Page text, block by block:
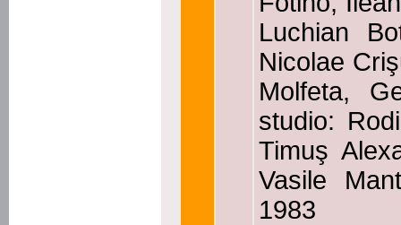
Luchian
Nicolae
Molfeta,
studio:
Timuş
Vasile
1983